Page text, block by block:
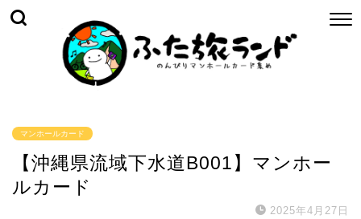
マンホールカード
【沖縄県流域下水道B001】マンホー
ルカード
2025年4月27日